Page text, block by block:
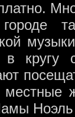
в
местные